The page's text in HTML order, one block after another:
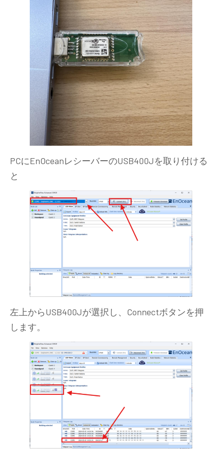
PCにEnOceanレシーバーのUSB400Jを取り付ける
と
左上からUSB400Jが選択し、Connectボタンを押
します。